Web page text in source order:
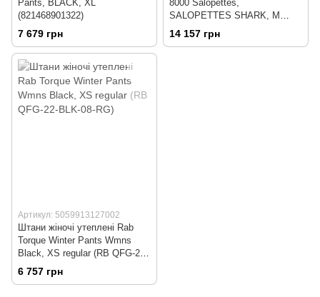
Pants, BLACK, XL
(821468901322)
7 679 грн
8000 Salopettes,
SALOPETTES SHARK, M
(821468766235)
14 157 грн
Артикул: 5059913127002
Штани жіночі утеплені Rab
Torque Winter Pants Wmns
Black, XS regular (RB QFG-22-
BLK-08-RG)
6 757 грн